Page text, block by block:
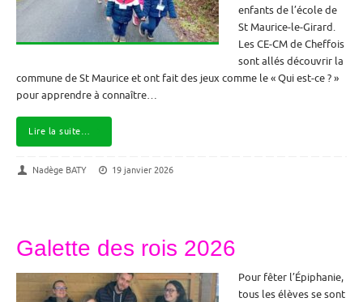
enfants de l’école de
St Maurice-le-Girard.
Les CE-CM de Cheffois
sont allés découvrir la
commune de St Maurice et ont fait des jeux comme le « Qui est-ce ? »
pour apprendre à connaître…
Lire la suite…
Nadège BATY 19 janvier 2026
Galette des rois 2026
Pour fêter l’Épiphanie,
tous les élèves se sont